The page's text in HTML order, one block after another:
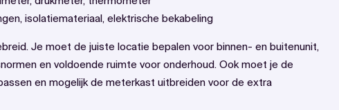
isolatiemateriaal, elektrische bekabeling
Je moet de juiste locatie bepalen voor binnen- en buitenunit,
en voldoende ruimte voor onderhoud. Ook moet je de
en mogelijk de meterkast uitbreiden voor de extra